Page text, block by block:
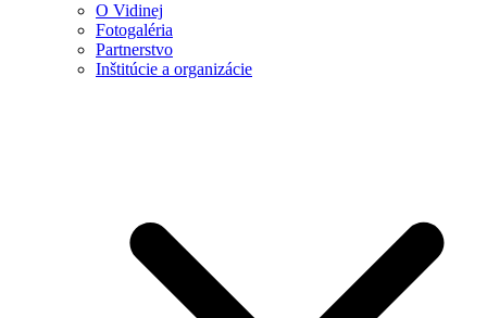
O Vidinej
Fotogaléria
Partnerstvo
Inštitúcie a organizácie